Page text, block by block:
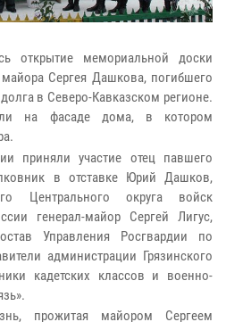
открытие мемориальной доски
Сергея Дашкова, погибшего
в Северо-Кавказском регионе.
на фасаде дома, в котором
приняли участие отец павшего
в отставке Юрий Дашков,
Центрального округа войск
генерал-майор Сергей Лигус,
Управления Росгвардии по
администрации Грязинского
кадетских классов и военно-
прожитая майором Сергеем